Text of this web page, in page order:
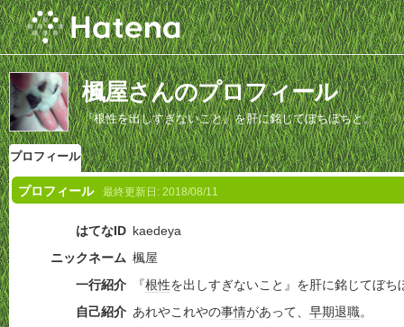
楓屋さんのプロフィール
『根性を出しすぎないこと』を肝に銘じてぼちぼちと。
プロフィール
プロフィール 最終更新日: 2018/08/11
はてなID kaedeya
ニックネーム 楓屋
一行紹介
『根性を出しすぎないこと』を肝に銘じてぼち
自己紹介 あれやこれやの事情があって、 早期退職。